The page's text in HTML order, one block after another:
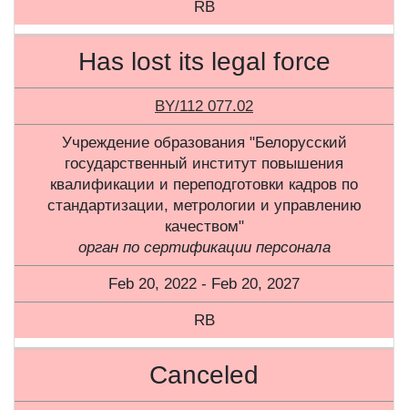
RB
Has lost its legal force
BY/112 077.02
Учреждение образования "Белорусский
государственный институт повышения
квалификации и переподготовки кадров по
стандартизации, метрологии и управлению
качеством"
орган по сертификации персонала
Feb 20, 2022 - Feb 20, 2027
RB
Canceled